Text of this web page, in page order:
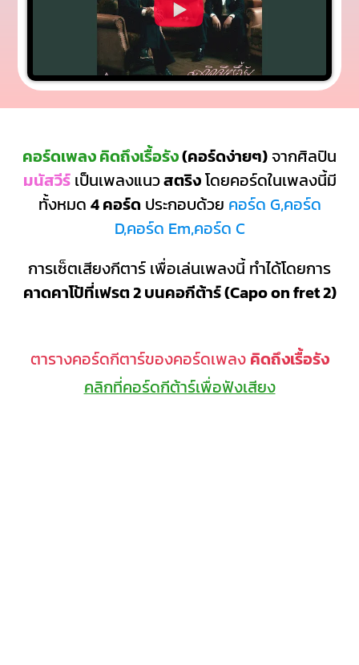
คอร์ดเพลง คิดถึงเรื้อรัง(คอร์ดง่ายๆ) จากศิลปิน
มนัสวีร์เป็นเพลงแนวสตริงโดยคอร์ดในเพลงนี้มี
ทั้งหมด 4 คอร์ด ประกอบด้วย คอร์ด G,คอร์ด
D,คอร์ด Em,คอร์ด C
การเซ็ตเสียงกีตาร์ เพื่อเล่นเพลงนี้ ทำได้โดยการ
คาดคาโป้ที่เฟรต 2 บนคอกีต้าร์ (Capo on fret 2)
ตารางคอร์ดกีตาร์ของคอร์ดเพลง คิดถึงเรื้อรัง
คลิกที่คอร์ดกีต้าร์เพื่อฟังเสียง